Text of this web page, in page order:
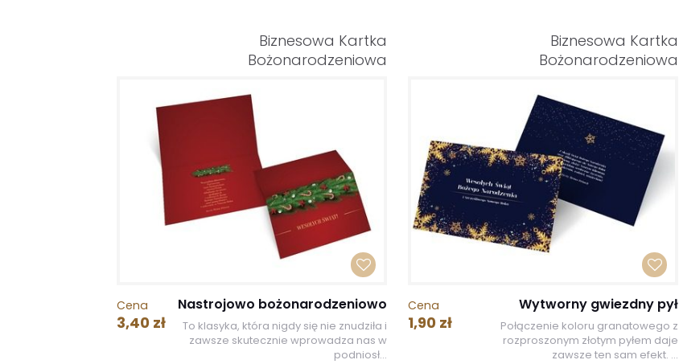
Biznesowa Kartka
Bożonarodzeniowa
Cena
3,40 zł
Nastrojowo bożonarodzeniowo
To klasyka, która nigdy się nie znudziła i
zawsze skutecznie wprowadza nas w
podniosł...
Biznesowa Kartka
Bożonarodzeniowa
Cena
1,90 zł
Wytworny gwiezdny pył
Połączenie koloru granatowego z
rozproszonym złotym pyłem daje
zawsze ten sam efekt. ...